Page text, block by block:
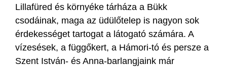
Lillafüred és környéke tárháza a Bükk
csodáinak, maga az üdülőtelep is nagyon sok
érdekességet tartogat a látogató számára. A
vízesések, a függőkert, a Hámori-tó és persze a
Szent István- és Anna-barlangjaink már